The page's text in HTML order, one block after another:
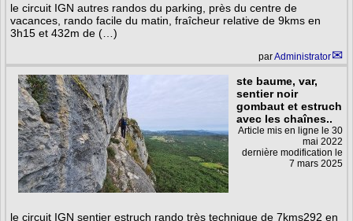
le circuit IGN autres randos du parking, près du centre de
vacances, rando facile du matin, fraîcheur relative de 9kms en
3h15 et 432m de (…)
parAdministrator
ste baume, var,
sentier noir
gombaut et estruch
avec les chaînes..
le circuit IGN sentier estruch rando très technique de 7kms292 en
Article mis en ligne le 30
mai 2022
dernière modification le
7 mars 2025